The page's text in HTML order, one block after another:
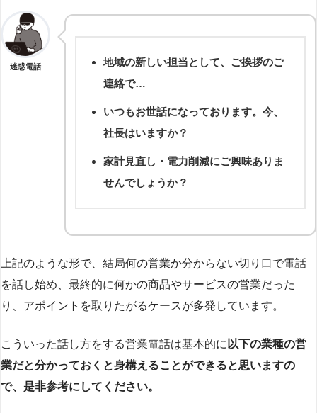
迷惑電話
地域の新しい担当として、ご挨拶のご
連絡で…
いつもお世話になっております。今、
社長はいますか？
家計見直し・電力削減にご興味ありま
せんでしょうか？
上記のような形で、結局何の営業か分からない切り口で電話
を話し始め、最終的に何かの商品やサービスの営業だった
り、アポイントを取りたがるケースが多発しています。
こういった話し方をする営業電話は基本的に 以下の業種の営
業だと分かっておくと身構えることができると思いますの
で、是非参考にしてください。